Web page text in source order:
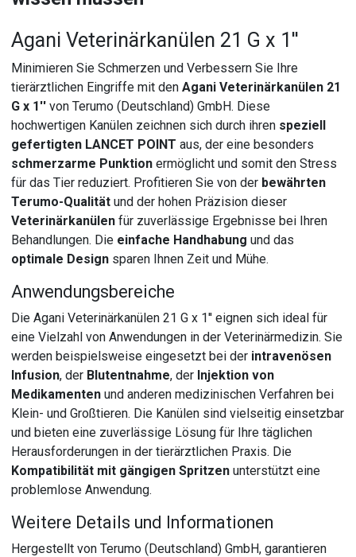
Agani Veterinärkanülen 21 G x 1''
Minimieren Sie Schmerzen und Verbessern Sie Ihre
tierärztlichen Eingriffe mit denAgani Veterinärkanülen 21
G x 1'' von Terumo (Deutschland) GmbH. Diese
hochwertigen Kanülen zeichnen sich durch ihren speziell
gefertigten LANCET POINT aus, der eine besonders
schmerzarme Punktion ermöglicht und somit den Stress
für das Tier reduziert. Profitieren Sie von der bewährten
Terumo-Qualität und der hohen Präzision dieser
Veterinärkanülen für zuverlässige Ergebnisse bei Ihren
Behandlungen. Die einfache Handhabung und das
optimale Design sparen Ihnen Zeit und Mühe.
Anwendungsbereiche
Die Agani Veterinärkanülen 21 G x 1'' eignen sich ideal für
eine Vielzahl von Anwendungen in der Veterinärmedizin. Sie
werden beispielsweise eingesetzt bei der intravenösen
Infusion, der Blutentnahme, der Injektion von
Medikamenten und anderen medizinischen Verfahren bei
Klein- und Großtieren. Die Kanülen sind vielseitig einsetzbar
und bieten eine zuverlässige Lösung für Ihre täglichen
Herausforderungen in der tierärztlichen Praxis. Die
Kompatibilität mit gängigen Spritzen unterstützt eine
problemlose Anwendung.
Weitere Details und Informationen
Hergestellt von Terumo (Deutschland) GmbH, garantieren